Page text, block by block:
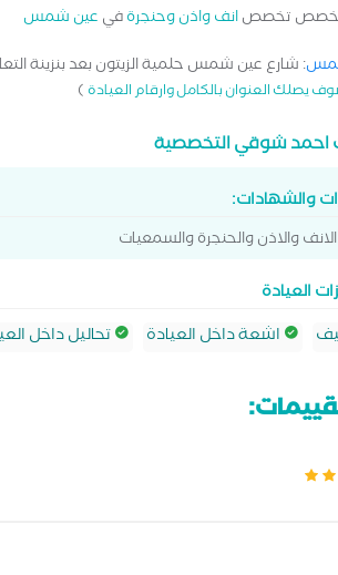
تخصص تخصصانف واذن وحنجرةفي عين شمس
: شارع عين شمس حلمية الزيتون بعد بنزينة
يصلك العنوان بالكامل وارقام العيادة)
احمد شوقي التخصصية
والشهادات:
والاذن والحنجرة والسمعيات
العيادة
اشعة داخل العيادة تحاليل داخل